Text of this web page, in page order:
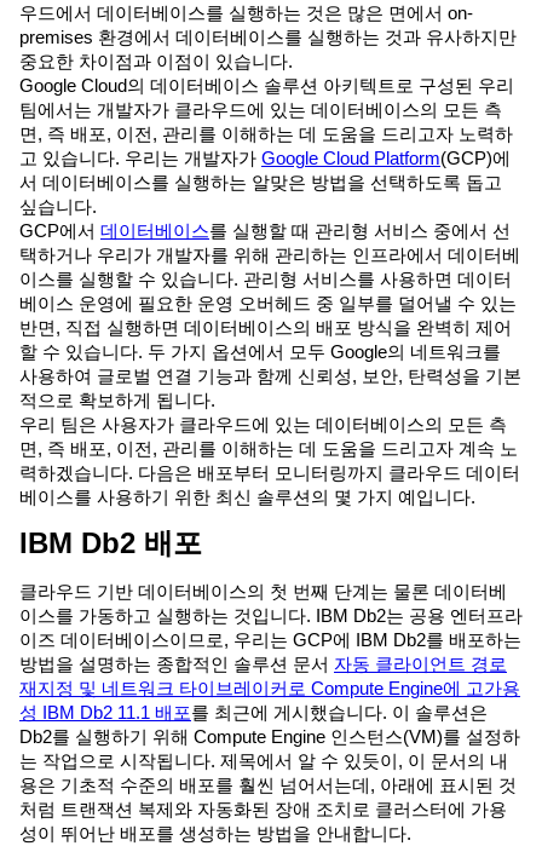
우드에서 데이터베이스를 실행하는 것은 많은 면에서 on-
premises 환경에서 데이터베이스를 실행하는 것과 유사하지만
중요한 차이점과 이점이 있습니다.
Google Cloud의 데이터베이스 솔루션 아키텍트로 구성된 우리
팀에서는 개발자가 클라우드에 있는 데이터베이스의 모든 측
면, 즉 배포, 이전, 관리를 이해하는 데 도움을 드리고자 노력하
고 있습니다. 우리는 개발자가 Google Cloud Platform(GCP)에
서 데이터베이스를 실행하는 알맞은 방법을 선택하도록 돕고
싶습니다.
GCP에서 데이터베이스를 실행할 때 관리형 서비스 중에서 선
택하거나 우리가 개발자를 위해 관리하는 인프라에서 데이터베
이스를 실행할 수 있습니다. 관리형 서비스를 사용하면 데이터
베이스 운영에 필요한 운영 오버헤드 중 일부를 덜어낼 수 있는
반면, 직접 실행하면 데이터베이스의 배포 방식을 완벽히 제어
할 수 있습니다. 두 가지 옵션에서 모두 Google의 네트워크를
사용하여 글로벌 연결 기능과 함께 신뢰성, 보안, 탄력성을 기본
적으로 확보하게 됩니다.
우리 팀은 사용자가 클라우드에 있는 데이터베이스의 모든 측
면, 즉 배포, 이전, 관리를 이해하는 데 도움을 드리고자 계속 노
력하겠습니다. 다음은 배포부터 모니터링까지 클라우드 데이터
베이스를 사용하기 위한 최신 솔루션의 몇 가지 예입니다.
IBM Db2 배포
클라우드 기반 데이터베이스의 첫 번째 단계는 물론 데이터베
이스를 가동하고 실행하는 것입니다. IBM Db2는 공용 엔터프라
이즈 데이터베이스이므로, 우리는 GCP에 IBM Db2를 배포하는
방법을 설명하는 종합적인 솔루션 문서 자동 클라이언트 경로
재지정 및 네트워크 타이브레이커로 Compute Engine에 고가용
성 IBM Db2 11.1 배포를 최근에 게시했습니다. 이 솔루션은
Db2를 실행하기 위해 Compute Engine 인스턴스(VM)를 설정하
는 작업으로 시작됩니다. 제목에서 알 수 있듯이, 이 문서의 내
용은 기초적 수준의 배포를 훨씬 넘어서는데, 아래에 표시된 것
처럼 트랜잭션 복제와 자동화된 장애 조치로 클러스터에 가용
성이 뛰어난 배포를 생성하는 방법을 안내합니다.